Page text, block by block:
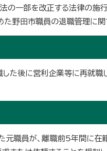
の一部を改正する法律の施
野田市職員の退職管理に
た後に営利企業等に再就
元職員が、離職前5年間に在